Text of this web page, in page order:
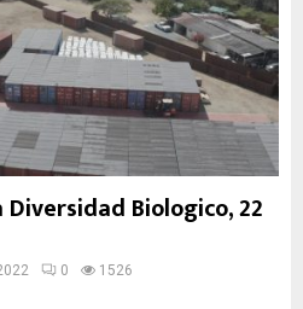
Biologico, 22
0 1526